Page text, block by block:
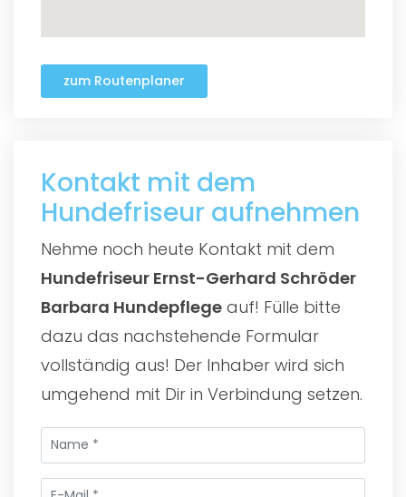
zum Routenplaner
Kontakt mit dem
Hundefriseur aufnehmen
Nehme noch heute Kontakt mit dem
Hundefriseur Ernst-Gerhard Schröder
Barbara Hundepflege auf! Fülle bitte
dazu das nachstehende Formular
vollständig aus! Der Inhaber wird sich
umgehend mit Dir in Verbindung setzen.